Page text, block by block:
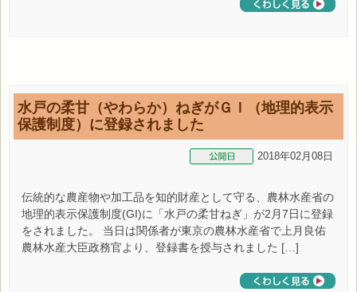
水戸の柔甘（やわらか）ねぎがＧＩ（地理的表示
保護制度）に登録されました
2018年02月08日
伝統的な農産物や加工品を知的財産として守る、農林水産省の
地理的表示保護制度(GI)に「水戸の柔甘ねぎ」が2月7日に登録
をされました。 当日は関係者が東京の農林水産省で上月良佑
農林水産大臣政務官より、登録書を授与されました […]